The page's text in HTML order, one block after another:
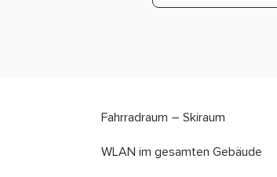
Fahrradraum – Skiraum
​​WLAN im gesamten Gebäude